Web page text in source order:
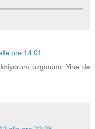
ore 14:01
üzgünüm. Yine de